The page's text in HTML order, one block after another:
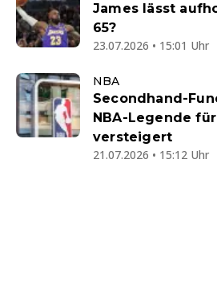
James lässt
65?
23.07.2026 • 15:01 Uhr
NBA
Secondhand-
NBA-Legende
versteigert
21.07.2026 • 15:12 Uhr